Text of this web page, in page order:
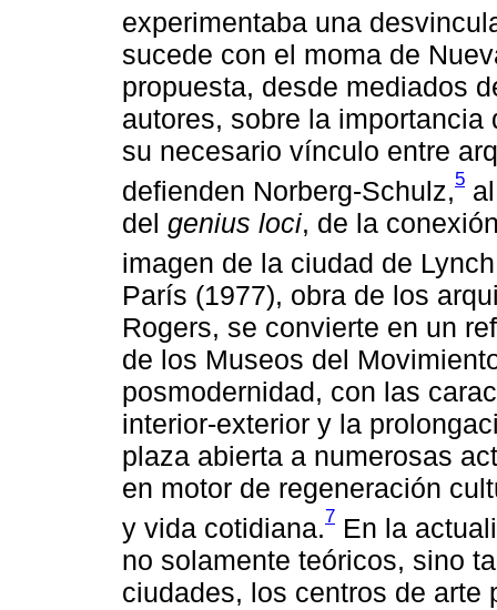
experimentaba una
sucede con el moma de
propuesta, desde mediados
autores, sobre la
su necesario vínculo entre
defienden Norberg-Schulz,5
del genius loci, de la
imagen de la ciudad de
París (1977), obra de los
Rogers, se convierte en un
de los Museos del
posmodernidad, con las
interior-exterior y la
plaza abierta a numerosas
en motor de regeneración
y vida cotidiana.7 En la
no solamente teóricos, sino
ciudades, los centros de arte